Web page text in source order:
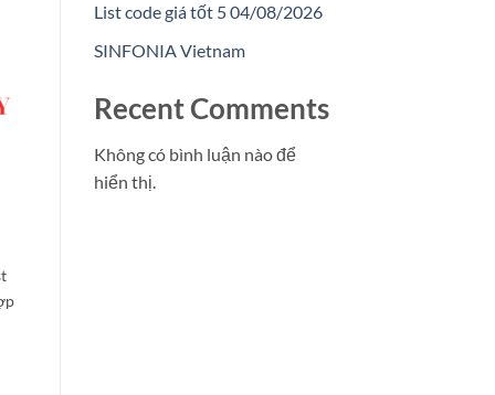
List code giá tốt 5 04/08/2026
SINFONIA Vietnam
Recent Comments
Không có bình luận nào để
hiển thị.